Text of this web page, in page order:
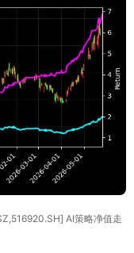
AI策略净值走